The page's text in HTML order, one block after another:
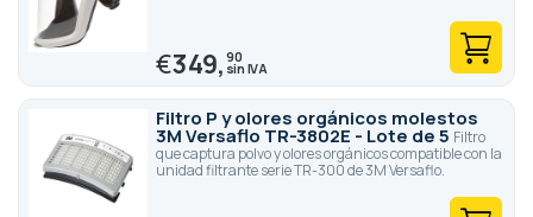
€349,90
Filtro P y olores orgánicos molestos
3M Versaflo TR-3802E - Lote de 5 Filtro
que captura polvo y olores orgánicos compatible con la
unidad filtrante serie TR-300 de 3M Versaflo.